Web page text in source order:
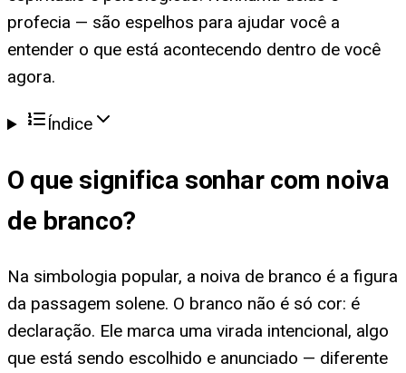
profecia — são espelhos para ajudar você a
entender o que está acontecendo dentro de você
agora.
Índice
O que significa sonhar com noiva
de branco?
Na simbologia popular, a noiva de branco é a figura
da passagem solene. O branco não é só cor: é
declaração. Ele marca uma virada intencional, algo
que está sendo escolhido e anunciado — diferente